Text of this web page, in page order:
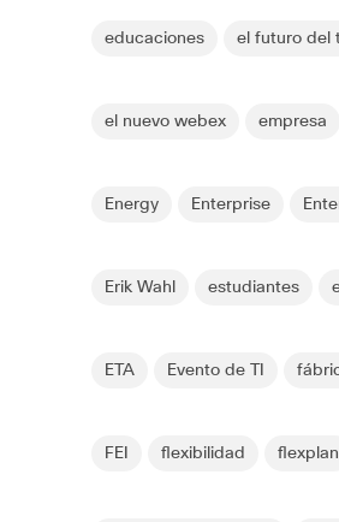
educaciones el futuro del
el nuevo webex empresa
Energy Enterprise
Erik Wahl estudiantes
ETA Evento de TI
FEI flexibilidad flexplan